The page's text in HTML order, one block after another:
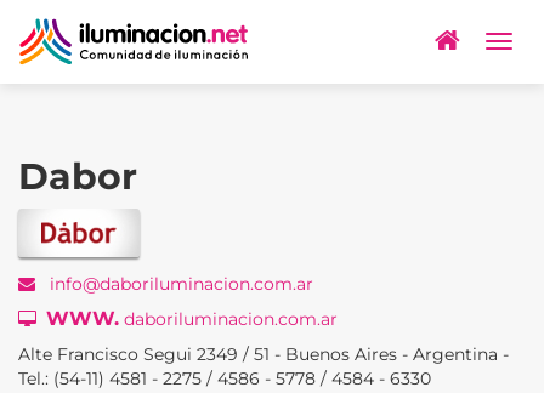
Dabor
info@daboriluminacion.com.ar
WWW. daboriluminacion.com.ar
Alte Francisco Segui 2349 / 51 - Buenos Aires - Argentina -
Tel.: (54-11) 4581 - 2275 / 4586 - 5778 / 4584 - 6330